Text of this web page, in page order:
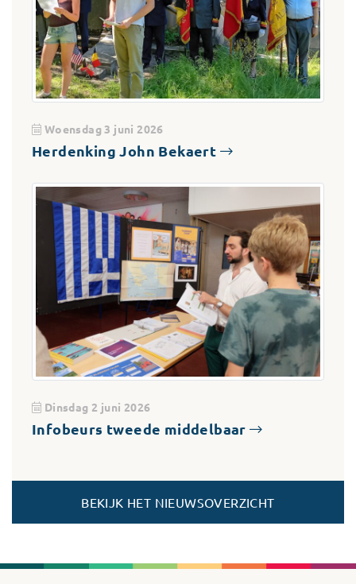
Woensdag 3 juni 2026
Herdenking John Bekaert
Dinsdag 2 juni 2026
Infobeurs tweede middelbaar
BEKIJK HET NIEUWSOVERZICHT